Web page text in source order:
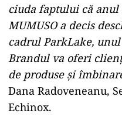
ciuda faptului că
MUMUSO a decis
cadrul ParkLake,
Brandul va oferi
de produse şi
Dana Radoveneanu,
Echinox.